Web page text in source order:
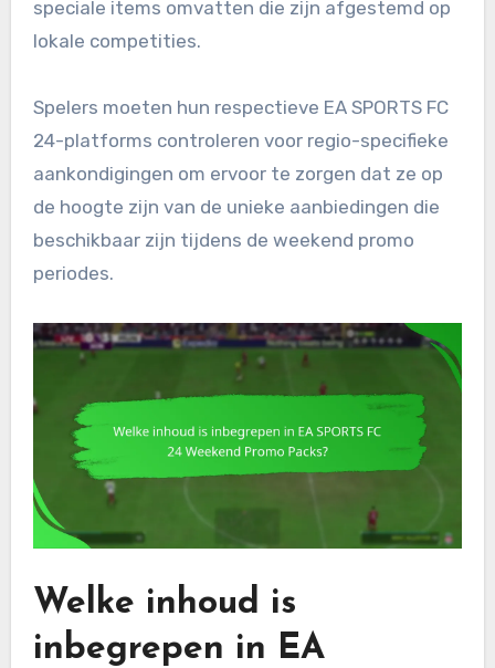
speciale items omvatten die zijn afgestemd op
lokale competities.
Spelers moeten hun respectieve EA SPORTS FC
24-platforms controleren voor regio-specifieke
aankondigingen om ervoor te zorgen dat ze op
de hoogte zijn van de unieke aanbiedingen die
beschikbaar zijn tijdens de weekend promo
periodes.
Welke inhoud is
inbegrepen in EA